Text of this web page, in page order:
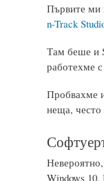
Първите ми
n-Track
Там беше и
работехме
Пробвахме
неща,
Windows